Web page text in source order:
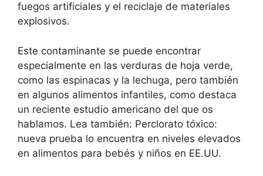
fuegos artificiales y el reciclaje de materiales
explosivos.
Este contaminante se puede encontrar
especialmente en las verduras de hoja verde,
como las espinacas y la lechuga, pero también
en algunos alimentos infantiles, como destaca
un reciente estudio americano del que os
hablamos. Lea también: Perclorato tóxico:
nueva prueba lo encuentra en niveles elevados
en alimentos para bebés y niños en EE.UU.